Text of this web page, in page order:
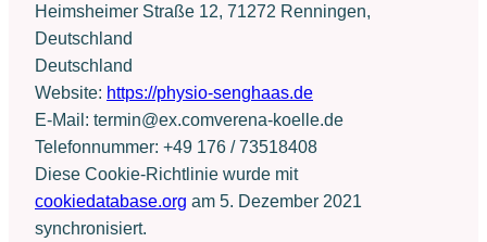
Heimsheimer Straße 12, 71272 Renningen,
Deutschland
Deutschland
Website: https://physio-senghaas.de
E-Mail: termin@ex.comverena-koelle.de
Telefonnummer: +49 176 / 73518408
Diese Cookie-Richtlinie wurde mit
cookiedatabase.org am 5. Dezember 2021
synchronisiert.